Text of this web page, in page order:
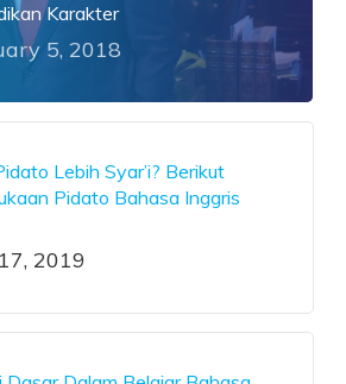
Karakter
5, 2018
Lebih Syar’i? Berikut
Pidato Bahasa Inggris
2019